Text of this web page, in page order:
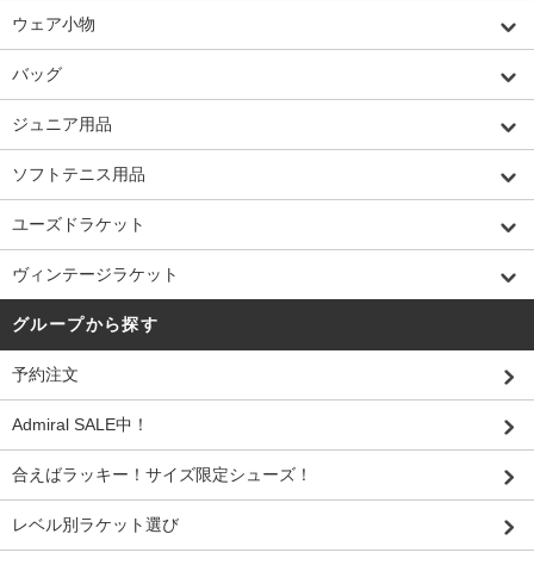
ウェア小物
バッグ
ジュニア用品
ソフトテニス用品
ユーズドラケット
ヴィンテージラケット
グループから探す
予約注文
Admiral SALE中！
合えばラッキー！サイズ限定シューズ！
レベル別ラケット選び